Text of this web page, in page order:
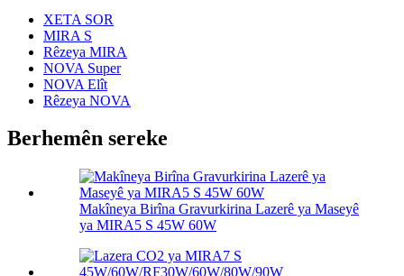
XETA SOR
MIRA S
Rêzeya MIRA
NOVA Super
NOVA Elît
Rêzeya NOVA
Berhemên sereke
Makîneya Birîna Gravurkirina Lazerê ya Maseyê
ya MIRA5 S 45W 60W